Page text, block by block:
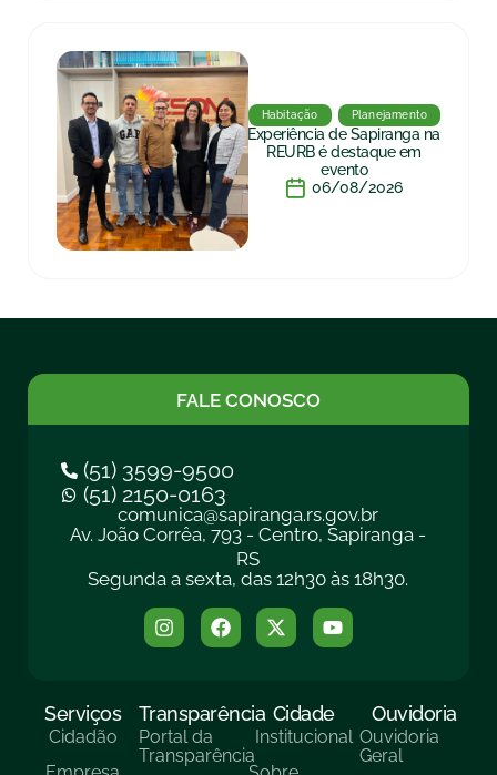
Habitação Planejamento
Experiência de Sapiranga na
REURB é destaque em
evento
06/08/2026
FALE CONOSCO
(51) 3599-9500
(51) 2150-0163
comunica@sapiranga.rs.gov.br
Av. João Corrêa, 793 - Centro, Sapiranga -
RS
Segunda a sexta, das 12h30 às 18h30.
Serviços
Cidadão
Transparência
Portal da
Transparência
Cidade
Institucional
Ouvidoria
Ouvidoria
Geral